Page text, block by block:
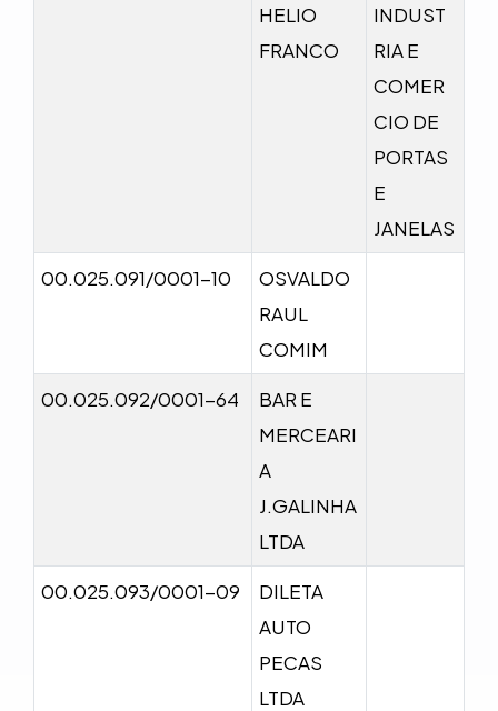
HELIO
FRANCO
INDUST
RIA E
COMER
CIO DE
PORTAS
E
JANELAS
00.025.091/0001-10
OSVALDO
RAUL
COMIM
00.025.092/0001-64
BAR E
MERCEARI
A
J.GALINHA
LTDA
00.025.093/0001-09
DILETA
AUTO
PECAS
LTDA